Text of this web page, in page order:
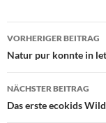
VORHERIGER BEITRAG
Natur pur konnte in
NÄCHSTER BEITRAG
Das erste ecokids